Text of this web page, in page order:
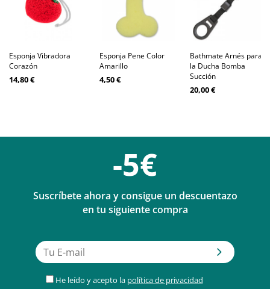
Esponja Vibradora
Corazón
14,80 €
Esponja Pene Color
Amarillo
4,50 €
Bathmate Arnés para
la Ducha Bomba
Succión
20,00 €
-5€
Suscríbete ahora y consigue un descuentazo
en tu siguiente compra
He leído y acepto la política de privacidad